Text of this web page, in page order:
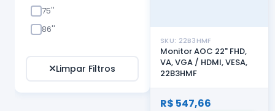
75''
86''
Limpar Filtros
SKU: 22B3HMF
Monitor AOC 22" FHD,
VA, VGA / HDMI, VESA,
22B3HMF
R$ 547,66